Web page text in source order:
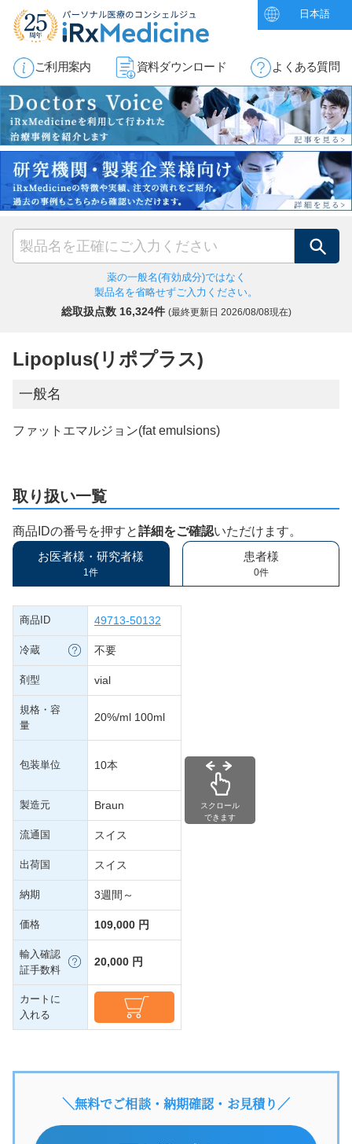
日本語
ご利用案内 資料ダウンロード よくある質問
検索
薬の一般名(有効成分)ではなく
製品名を省略せずご入力ください。
総取扱点数 16,324件 (最終更新日 2026/08/08現在)
Lipoplus(リポプラス)
一般名
ファットエマルジョン(fat emulsions)
取り扱い一覧
商品IDの番号を押すと詳細をご確認いただけます。
お医者様・研究者様
1件
患者様
0件
商品ID 49713-50132
冷蔵 不要
剤型 vial
規格・容
量
20%/ml 100ml
包装単位 10本
製造元 Braun
流通国 スイス
出荷国 スイス
納期 3週間～
価格 109,000 円
輸入確認
証手数料
20,000 円
カートに
入れる
スクロール
できます
＼無料でご相談・納期確認・お見積り／